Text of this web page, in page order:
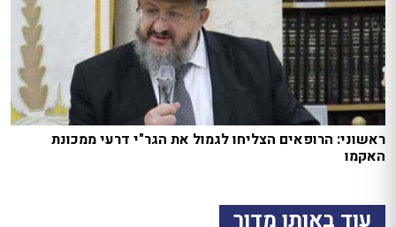
ראשוני: הרופאים הצליחו לגמול את הגר"י דרעי ממכונת
האקמו
עוד באותו מדור